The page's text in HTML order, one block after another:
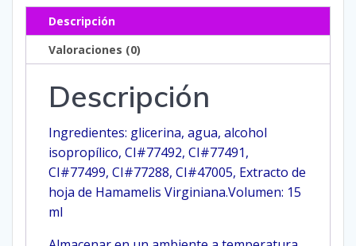
Descripción
Valoraciones (0)
Descripción
Ingredientes: glicerina, agua, alcohol
isopropílico, CI#77492, CI#77491,
CI#77499, CI#77288, CI#47005, Extracto de
hoja de Hamamelis Virginiana.Volumen: 15
ml